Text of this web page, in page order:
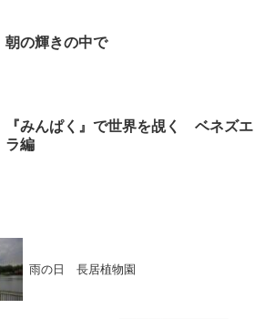
朝の輝きの中で
『みんぱく』で世界を覘く ベネズエ
ラ編
雨の日 長居植物園